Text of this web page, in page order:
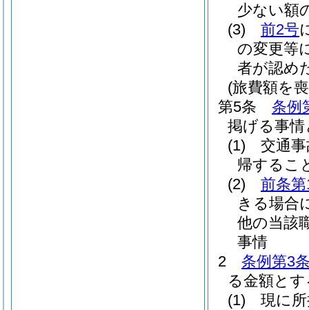
少ない額
(3)
前2号
の変更等
者が認め
(旅費額を
第5条
条例
掲げる事
(1)
交通
帰するこ
(2)
前条
きる場合
他の当該
事情
2
条例第3
る金額と
(1)
現に